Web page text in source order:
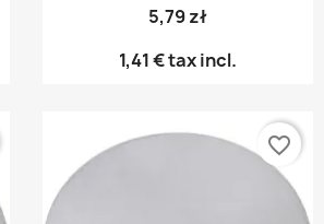
5,79 zł
1,41 €tax incl.
favorite_border